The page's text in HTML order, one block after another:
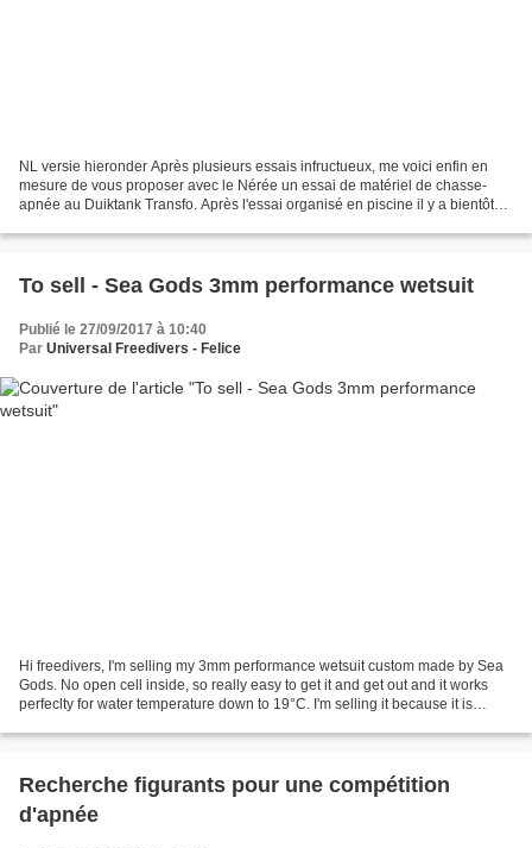
NL versie hieronder Après plusieurs essais infructueux, me voici enfin en
mesure de vous proposer avec le Nérée un essai de matériel de chasse-
apnée au Duiktank Transfo. Après l'essai organisé en piscine il y a bientôt
To sell - Sea Gods 3mm performance wetsuit
Publié le 27/09/2017 à 10:40
Par Universal Freedivers - Felice
Hi freedivers, I'm selling my 3mm performance wetsuit custom made by Sea
Gods. No open cell inside, so really easy to get it and get out and it works
perfeclty for water temperature down to 19°C. I'm selling it because it is
Recherche figurants pour une compétition
d'apnée